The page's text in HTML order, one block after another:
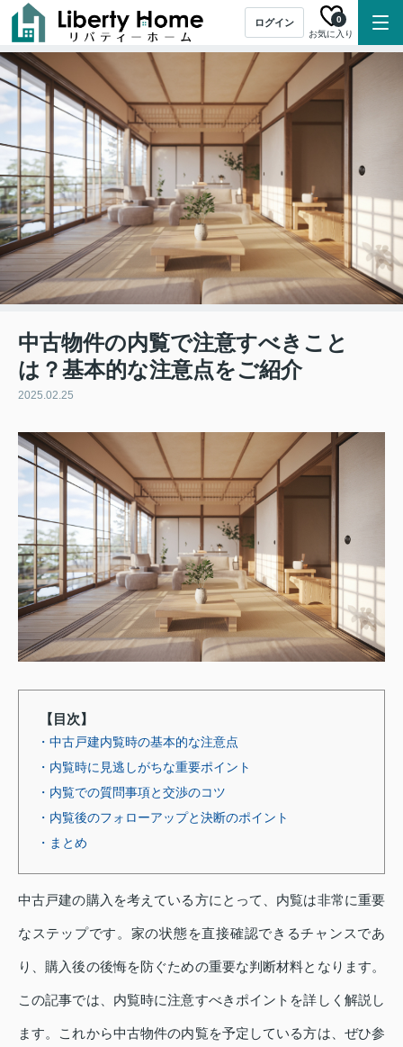
ログイン
お気に入り
0
中古物件の内覧で注意すべきこと
は？基本的な注意点をご紹介
2025.02.25
【目次】
・中古戸建内覧時の基本的な注意点
・内覧時に見逃しがちな重要ポイント
・内覧での質問事項と交渉のコツ
・内覧後のフォローアップと決断のポイント
・まとめ
中古戸建の購入を考えている方にとって、内覧は非常に重要
なステップです。家の状態を直接確認できるチャンスであ
り、購入後の後悔を防ぐための重要な判断材料となります。
この記事では、内覧時に注意すべきポイントを詳しく解説し
ます。これから中古物件の内覧を予定している方は、ぜひ参